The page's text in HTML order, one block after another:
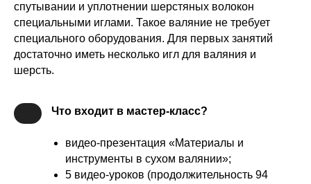
спутывании и уплотнении шерстяных волокон
специальными иглами. Такое валяние не требует
специального оборудования. Для первых занятий
достаточно иметь несколько игл для валяния и
шерсть.
Что входит в мастер-класс?
видео-презентация «Материалы и
инструменты в сухом валянии»;
5 видео-уроков (продолжительность 94